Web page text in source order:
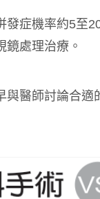
發症機率約5至
鏡處理治療。
醫師討論合